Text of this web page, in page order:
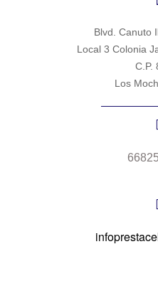
Blvd. Canuto
Local 3 Colonia
C.P.
Los